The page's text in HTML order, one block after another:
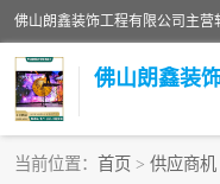
佛山朗鑫装
当前位置： 首页 > 供应商机